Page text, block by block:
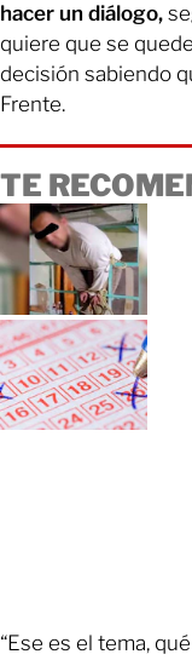
hacer un diálogo,
quiere que se
decisión sabiendo
Frente.
TE
“Ese es el tema,